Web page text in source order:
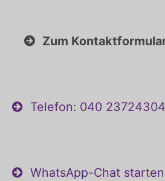
Zum
Telefon: 040
WhatsApp-Chat starten